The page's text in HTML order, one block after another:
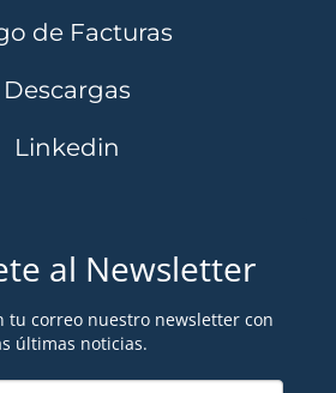
de Facturas
Descargas
Linkedin
al Newsletter
tu correo nuestro newsletter con
últimas noticias.